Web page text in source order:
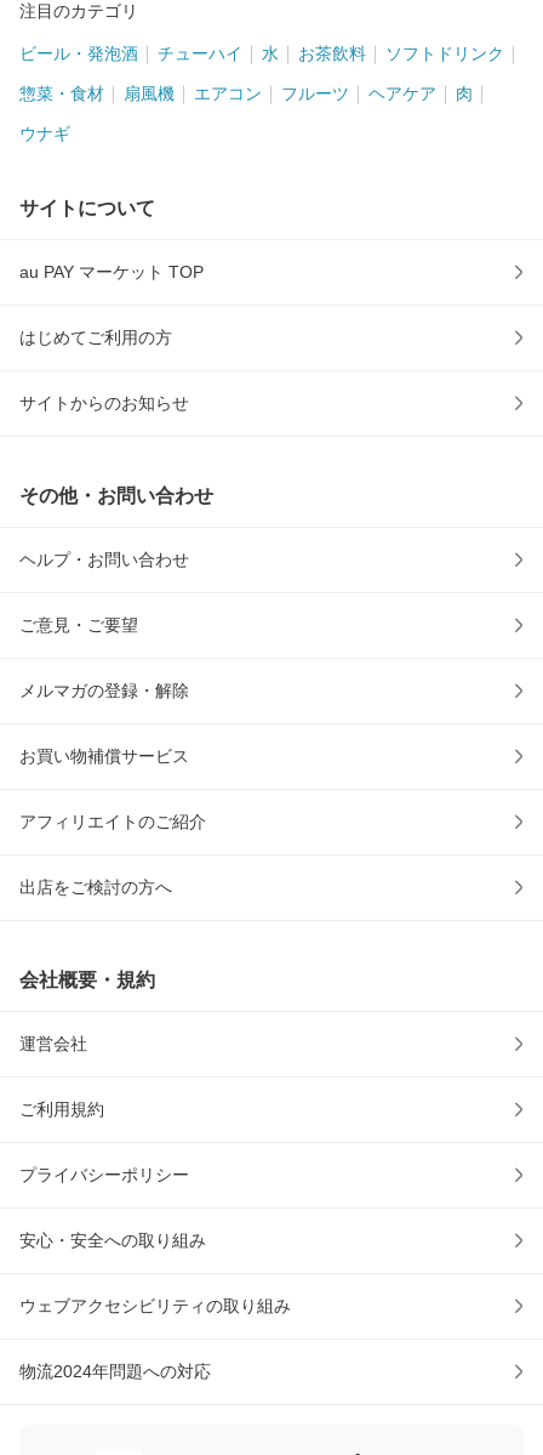
注目のカテゴリ
ビール・発泡酒 チューハイ 水 お茶飲料 ソフトドリンク
惣菜・食材 扇風機 エアコン フルーツ ヘアケア 肉
ウナギ
サイトについて
au PAY マーケット TOP
はじめてご利用の方
サイトからのお知らせ
その他・お問い合わせ
ヘルプ・お問い合わせ
ご意見・ご要望
メルマガの登録・解除
お買い物補償サービス
アフィリエイトのご紹介
出店をご検討の方へ
会社概要・規約
運営会社
ご利用規約
プライバシーポリシー
安心・安全への取り組み
ウェブアクセシビリティの取り組み
物流2024年問題への対応